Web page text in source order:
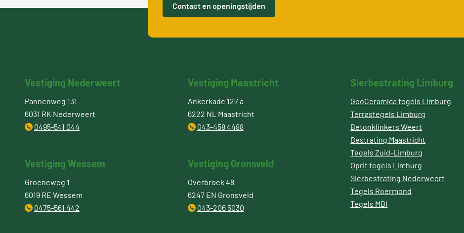
Contact en openingstijden
Vestiging Nederweert
Pannenweg 131
6031 RK Nederweert
0495-541 044
Vestiging Wessem
Groeneweg 1
6019 RE Wessem
0475-561 442
Vestiging Maastricht
Ankerkade 127 a
6222 NL Maastricht
043-458 4488
Vestiging Gronsveld
Overbroek 48
6247 EN Gronsveld
043-206 5030
Sierbestrating Limburg
GeoCeramica tegels Limburg
Terrastegels Limburg
Betonklinkers Weert
Bestrating Maastricht
Tegels Zuid-Limburg
Oprit tegels Limburg
Sierbestrating Nederweert
Tegels Roermond
Tegels MBI